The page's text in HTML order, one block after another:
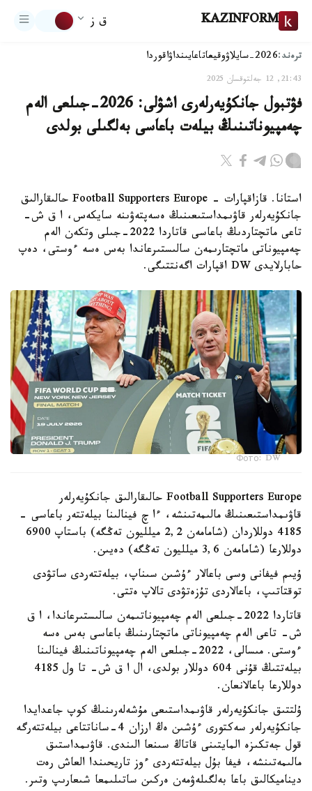
KAZINFORM ق ز
ترەند:2026-سايلاۋ وقيعاتاعايىنداۋاقوردا
21:43, 12 جەلتوقسان 2025
فۋتبول جانكۇيەرلەرى اشۋلى: 2026-جىلعى الەم
چەمپيوناتىنىڭ بيلەت باعاسى بەلگىلى بولدى
استانا. قازاقپارات - Football Supporters Europe حالىقارالىق
جانكۇيەرلەر قاۋىمداستىعىنىڭ ەسەپتەۋىنە سايكەس، ا ق ش-
تاعى ماتچتاردىڭ باعاسى قاتاردا 2022-جىلى وتكەن الەم
چەمپيوناتى ماتچتارىمەن سالىستىرعاندا بەس ەسە ءوستى، دەپ
حابارلايدى DW اقپارات اگەنتتىگى.
Фото: DW
Football Supporters Europe حالىقارالىق جانكۇيەرلەر
قاۋىمداستىعىنىڭ مالىمەتىنشە، ءا چ فينالىنا بيلەتتەر باعاسى -
4185 دوللاردان (شامامەن 2,2 ميلليون تەڭگە) باستاپ 6900
دوللارعا (شامامەن 3,6 ميلليون تەڭگە) دەيىن.
ۇيىم فيفانى وسى باعالار ءۇشىن سىناپ، بيلەتتەردى ساتۋدى
توقتاتىپ، باعالاردى تۇزەتۋدى تالاپ ەتتى.
قاتاردا 2022-جىلعى الەم چەمپيوناتىمەن سالىستىرعاندا، ا ق
ش- تاعى الەم چەمپيوناتى ماتچتارىنىڭ باعاسى بەس ەسە
ءوستى. مىسالى، 2022-جىلعى الەم چەمپيوناتىنىڭ فينالىنا
بيلەتتىڭ قۇنى 604 دوللار بولدى، ال ا ق ش- تا ول 4185
دوللارعا باعالانعان.
ۇلتتىق جانكۇيەرلەر قاۋىمداستىعى مۇشەلەرىنىڭ كوپ جاعدايدا
جانكۇيەرلەر سەكتورى ءۇشىن ەڭ ارزان 4-ساناتتاعى بيلەتتەرگە
قول جەتكىزە المايتىنى قاتاڭ سىنعا الىندى. قاۋىمداستىق
مالىمەتىنشە، فيفا بۇل بيلەتتەردى ءوز تاريحىندا العاش رەت
ديناميكالىق باعا بەلگىلەۋمەن ەركىن ساتىلىمعا شىعارىپ وتىر.